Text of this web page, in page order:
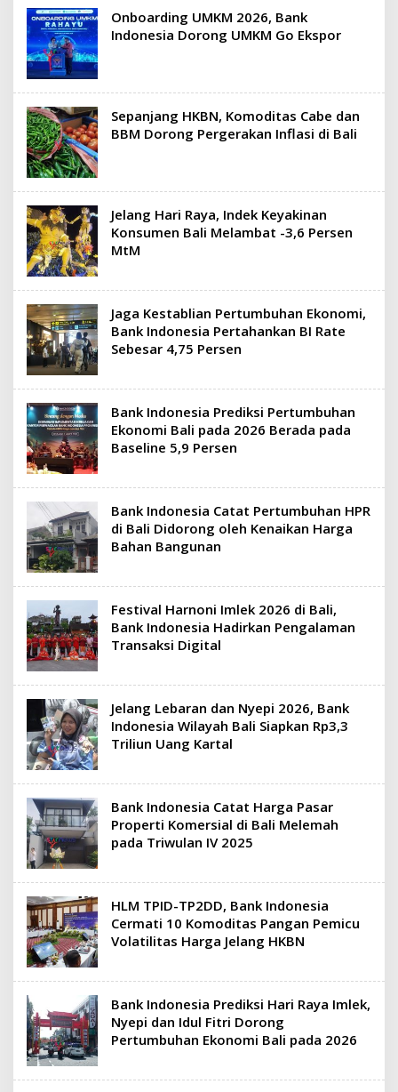
Onboarding UMKM 2026, Bank
Indonesia Dorong UMKM Go Ekspor
Sepanjang HKBN, Komoditas Cabe dan
BBM Dorong Pergerakan Inflasi di Bali
Jelang Hari Raya, Indek Keyakinan
Konsumen Bali Melambat -3,6 Persen
MtM
Jaga Kestablian Pertumbuhan Ekonomi,
Bank Indonesia Pertahankan BI Rate
Sebesar 4,75 Persen
Bank Indonesia Prediksi Pertumbuhan
Ekonomi Bali pada 2026 Berada pada
Baseline 5,9 Persen
Bank Indonesia Catat Pertumbuhan HPR
di Bali Didorong oleh Kenaikan Harga
Bahan Bangunan
Festival Harnoni Imlek 2026 di Bali,
Bank Indonesia Hadirkan Pengalaman
Transaksi Digital
Jelang Lebaran dan Nyepi 2026, Bank
Indonesia Wilayah Bali Siapkan Rp3,3
Triliun Uang Kartal
Bank Indonesia Catat Harga Pasar
Properti Komersial di Bali Melemah
pada Triwulan IV 2025
HLM TPID-TP2DD, Bank Indonesia
Cermati 10 Komoditas Pangan Pemicu
Volatilitas Harga Jelang HKBN
Bank Indonesia Prediksi Hari Raya Imlek,
Nyepi dan Idul Fitri Dorong
Pertumbuhan Ekonomi Bali pada 2026